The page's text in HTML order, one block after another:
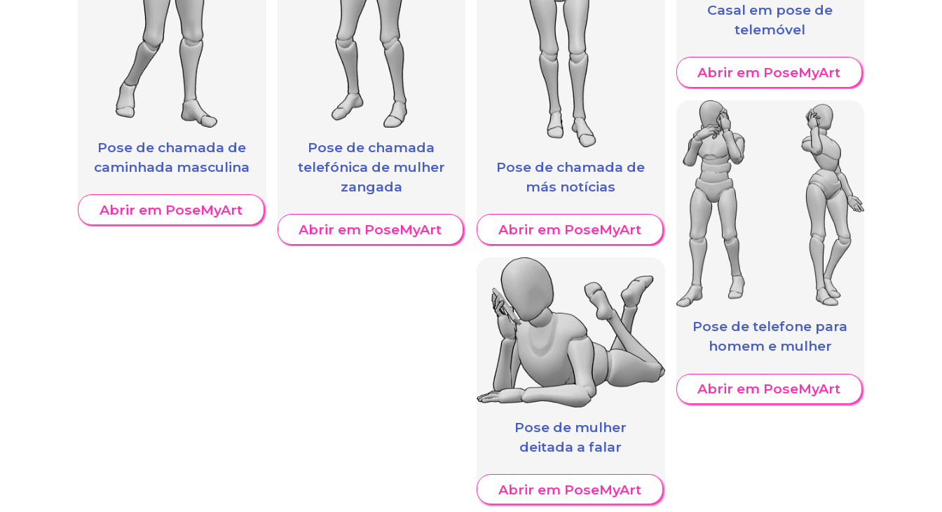
Pose de chamada de
caminhada masculina
Abrir em PoseMyArt
Pose de chamada
telefónica de mulher
zangada
Abrir em PoseMyArt
Pose de chamada de
más notícias
Abrir em PoseMyArt
Pose de mulher
deitada a falar
Abrir em PoseMyArt
Casal em pose de
telemóvel
Abrir em PoseMyArt
Pose de telefone para
homem e mulher
Abrir em PoseMyArt